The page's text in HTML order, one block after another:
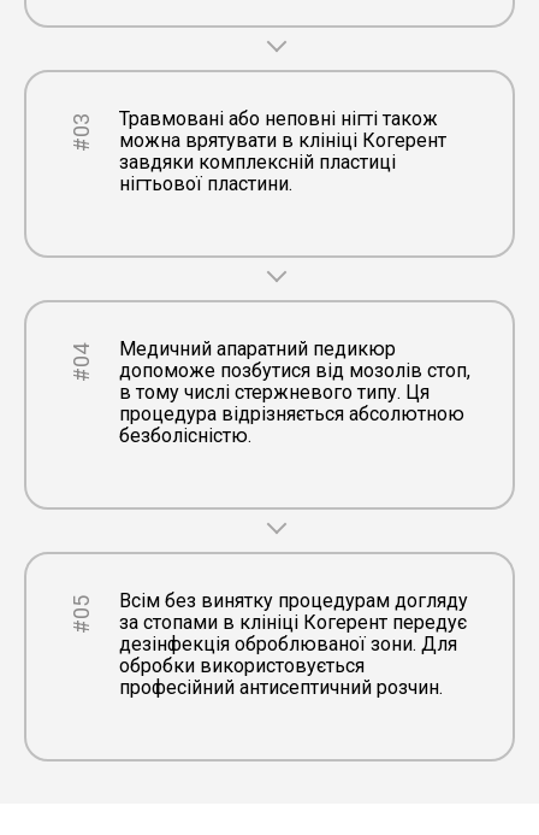
#03
Травмовані або неповні нігті також
можна врятувати в клініці Когерент
завдяки комплексній пластиці
нігтьової пластини.
#04
Медичний апаратний педикюр
допоможе позбутися від мозолів стоп,
в тому числі стержневого типу. Ця
процедура відрізняється абсолютною
безболісністю.
#05
Всім без винятку процедурам догляду
за стопами в клініці Когерент передує
дезінфекція оброблюваної зони. Для
обробки використовується
професійний антисептичний розчин.